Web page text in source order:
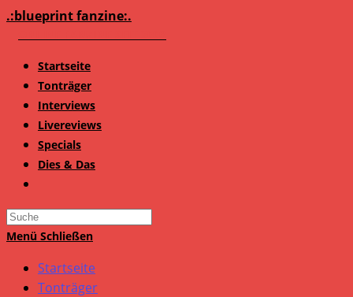
Zum
.:blueprint fanzine:.
Startseite
Tonträger
Interviews
Livereviews
Specials
Dies & Das
Search
this
Menü Schließen
Startseite
Tonträger